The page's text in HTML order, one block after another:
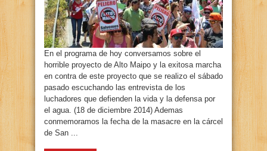
En el programa de hoy conversamos sobre el
horrible proyecto de Alto Maipo y la exitosa marcha
en contra de este proyecto que se realizo el sábado
pasado escuchando las entrevista de los
luchadores que defienden la vida y la defensa por
el agua. (18 de diciembre 2014) Ademas
conmemoramos la fecha de la masacre en la cárcel
de San ...